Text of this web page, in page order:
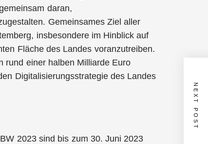
daran,
Gemeinsames Ziel aller
insbesondere im Hinblick auf
Fläche des Landes voranzutreiben.
rund einer halben Milliarde Euro
Digitalisierungsstrategie des Landes
2023 sind bis zum 30. Juni 2023
NEXT POST